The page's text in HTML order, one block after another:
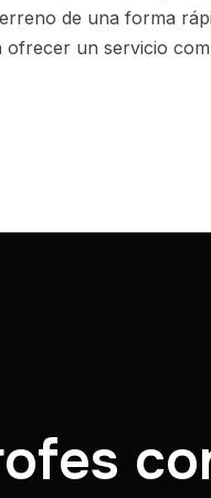
de una forma
ofrecer un servicio